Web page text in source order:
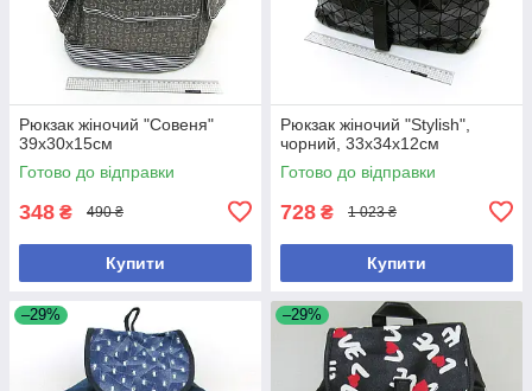
Рюкзак жіночий "Совеня"
39х30х15см
Готово до відправки
348 ₴ 490 ₴
Купити
Рюкзак жіночий "Stylish",
чорний, 33x34x12см
Готово до відправки
728 ₴ 1 023 ₴
Купити
–29% –29%